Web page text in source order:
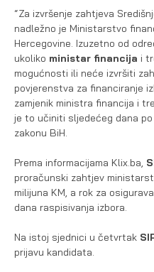
“Za izvršenje zahtjeva
nadležno je Ministarstvo
Hercegovine. Izuzetno od
ukoliko ministar financija i
mogućnosti ili neće izvršiti
povjerenstva za financiranje
zamjenik ministra financija i
je to učiniti sljedećeg dana
zakonu BiH.
Prema informacijama Klix.ba,
proračunski zahtjev
milijuna KM, a rok za
dana raspisivanja izbora.
Na istoj sjednici u četvrtak
prijavu kandidata.